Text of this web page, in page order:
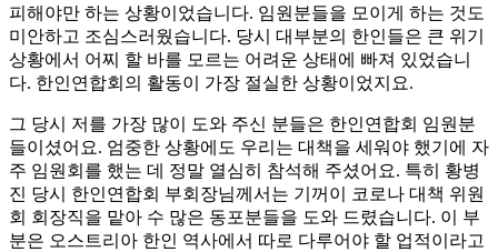
피해야만 하는 상황이었습니다. 임원분들을 모이게 하는 것도
미안하고 조심스러웠습니다. 당시 대부분의 한인들은 큰 위기
상황에서 어찌 할 바를 모르는 어려운 상태에 빠져 있었습니
다. 한인연합회의 활동이 가장 절실한 상황이었지요.
그 당시 저를 가장 많이 도와 주신 분들은 한인연합회 임원분
들이셨어요. 엄중한 상황에도 우리는 대책을 세워야 했기에 자
주 임원회를 했는 데 정말 열심히 참석해 주셨어요. 특히 황병
진 당시 한인연합회 부회장님께서는 기꺼이 코로나 대책 위원
회 회장직을 맡아 수 많은 동포분들을 도와 드렸습니다. 이 부
분은 오스트리아 한인 역사에서 따로 다루어야 할 업적이라고